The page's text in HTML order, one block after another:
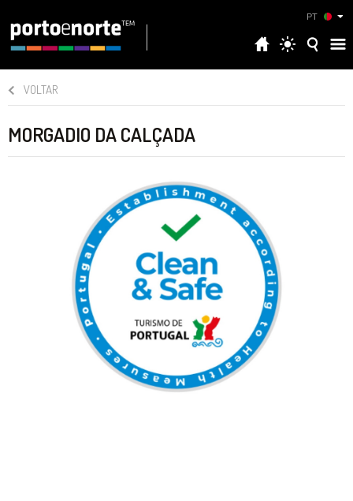
PT
VOLTAR
MORGADIO DA CALÇADA